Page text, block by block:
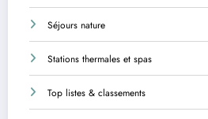
Séjours nature
Stations thermales et spas
Top listes & classements